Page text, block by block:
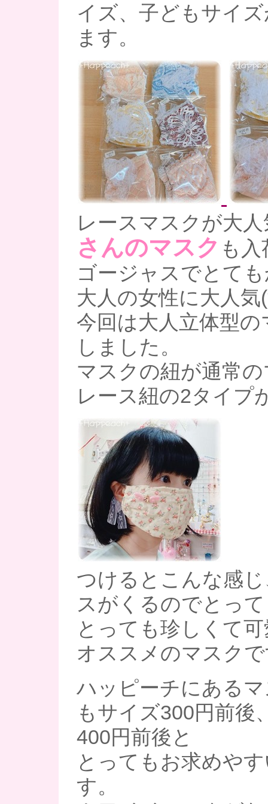
イズ、子どもサイ
ます。
レースマスクが大
さんのマスク も
ゴージャスでとて
大人の女性に大人気
今回は大人立体型
しました。
マスクの紐が通常
レース紐の2タイプ
つけるとこんな感
スがくるのでとっ
とっても珍しくて
オススメのマスク
ハッピーチにある
もサイズ300円前後
400円前後と
とってもお求めや
す。